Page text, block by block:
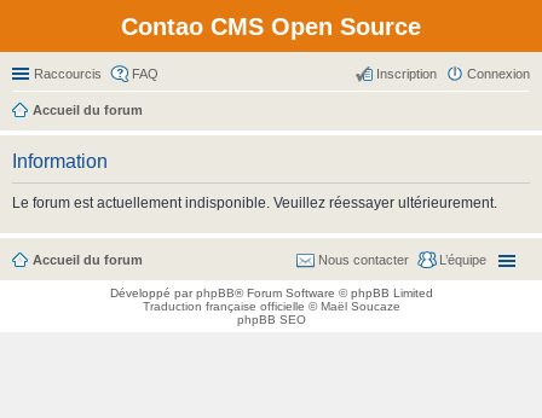
Contao CMS Open Source
Raccourcis FAQ Connexion
Inscription
Accueil du forum
Information
Le forum est actuellement indisponible. Veuillez réessayer ultérieurement.
Accueil du forum L’équipe
Nous contacter
Développé parphpBB® Forum Software © phpBB Limited
Traduction française officielle ©Maël Soucaze
phpBB SEO